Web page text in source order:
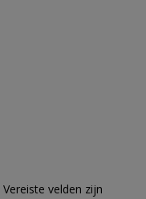
Vereiste velden zijn